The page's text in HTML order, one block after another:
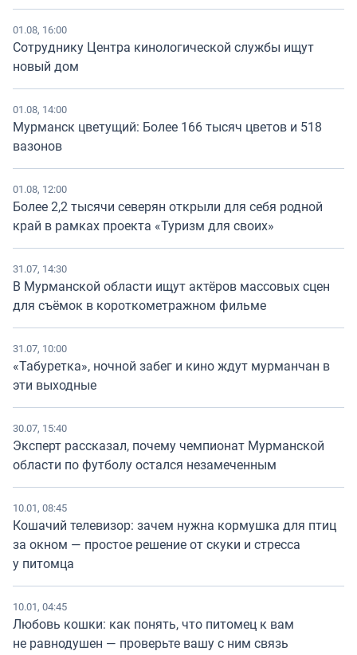
01.08, 16:00
Сотруднику Центра кинологической службы ищут
новый дом
01.08, 14:00
Мурманск цветущий: Более 166 тысяч цветов и 518
вазонов
01.08, 12:00
Более 2,2 тысячи северян открыли для себя родной
край в рамках проекта «Туризм для своих»
31.07, 14:30
В Мурманской области ищут актёров массовых сцен
для съёмок в короткометражном фильме
31.07, 10:00
«Табуретка», ночной забег и кино ждут мурманчан в
эти выходные
30.07, 15:40
Эксперт рассказал, почему чемпионат Мурманской
области по футболу остался незамеченным
10.01, 08:45
Кошачий телевизор: зачем нужна кормушка для птиц
за окном — простое решение от скуки и стресса
у питомца
10.01, 04:45
Любовь кошки: как понять, что питомец к вам
не равнодушен — проверьте вашу с ним связь